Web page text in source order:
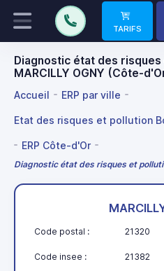
TARIFS
Diagnostic état des risques
MARCILLY OGNY (Côte-
Accueil ERP par ville
Etat des risques et pollution
ERP Côte-d'Or
Diagnostic état des risques et
Code postal : 21320
Code insee : 21382